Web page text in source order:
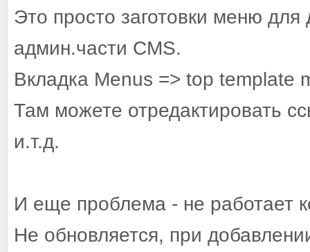
Это просто заготовки меню
админ.части CMS.
Вкладка Menus => top template
Там можете отредактировать
и.т.д.
И еще проблема - не работает
Не обновляется, при